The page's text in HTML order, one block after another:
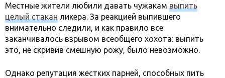
Местные жители любили давать чужакам выпить
целый стакан ликера. За реакцией выпившего
внимательно следили, и как правило все
заканчивалось взрывом всеобщего хохота: выпить
это, не скривив смешную рожу, было невозможно.
Однако репутация жестких парней, способных пить